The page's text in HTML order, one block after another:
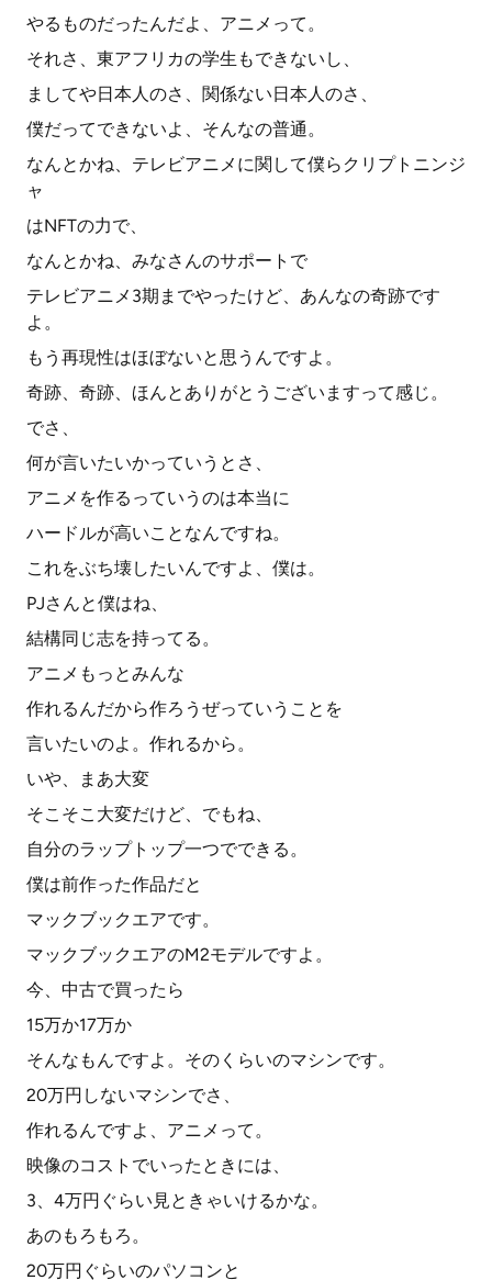
やるものだったんだよ、アニメって。
それさ、東アフリカの学生もできないし、
ましてや日本人のさ、関係ない日本人のさ、
僕だってできないよ、そんなの普通。
なんとかね、テレビアニメに関して僕らクリプトニンジ
ャ
はNFTの力で、
なんとかね、みなさんのサポートで
テレビアニメ3期までやったけど、あんなの奇跡です
よ。
もう再現性はほぼないと思うんですよ。
奇跡、奇跡、ほんとありがとうございますって感じ。
でさ、
何が言いたいかっていうとさ、
アニメを作るっていうのは本当に
ハードルが高いことなんですね。
これをぶち壊したいんですよ、僕は。
PJさんと僕はね、
結構同じ志を持ってる。
アニメもっとみんな
作れるんだから作ろうぜっていうことを
言いたいのよ。作れるから。
いや、まあ大変
そこそこ大変だけど、でもね、
自分のラップトップ一つでできる。
僕は前作った作品だと
マックブックエアです。
マックブックエアのM2モデルですよ。
今、中古で買ったら
15万か17万か
そんなもんですよ。そのくらいのマシンです。
20万円しないマシンでさ、
作れるんですよ、アニメって。
映像のコストでいったときには、
3、4万円ぐらい見ときゃいけるかな。
あのもろもろ。
20万円ぐらいのパソコンと